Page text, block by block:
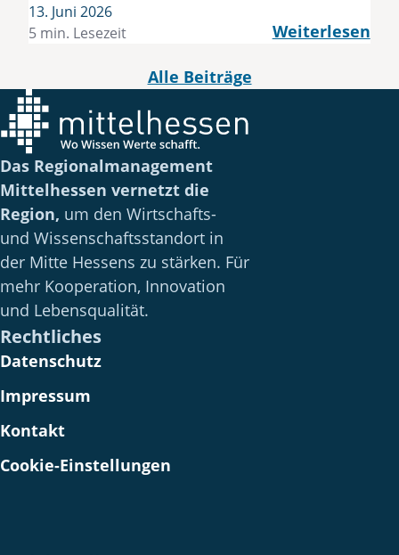
13. Juni 2026
5 min. Lesezeit
Weiterlesen
Alle Beiträge
Das Regionalmanagement
Mittelhessen vernetzt die
Region, um den Wirtschafts-
und Wissenschaftsstandort in
der Mitte Hessens zu stärken. Für
mehr Kooperation, Innovation
und Lebensqualität.
Rechtliches
Datenschutz
Impressum
Kontakt
Cookie-Einstellungen